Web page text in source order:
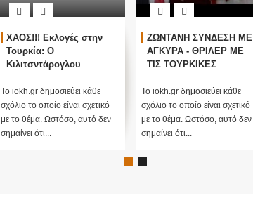
ΧΑΟΣ!!! Εκλογές στην
Τουρκία: Ο
Κιλιτσντάρογλου
αμφισβητεί τα
αποτελέσματα θα γίνουν
ενστάσεις...
Το iokh.gr δημοσιεύει κάθε
σχόλιο το οποίο είναι σχετικό
με το θέμα. Ωστόσο, αυτό δεν
σημαίνει ότι...
ΖΩΝΤΑΝΗ ΣΥΝΔΕΣΗ ΜΕ
ΑΓΚΥΡΑ - ΘΡΙΛΕΡ ΜΕ
ΤΙΣ ΤΟΥΡΚΙΚΕΣ
ΕΚΛΟΓΕΣ !
Το iokh.gr δημοσιεύει κάθε
σχόλιο το οποίο είναι σχετικό
με το θέμα. Ωστόσο, αυτό δεν
σημαίνει ότι...